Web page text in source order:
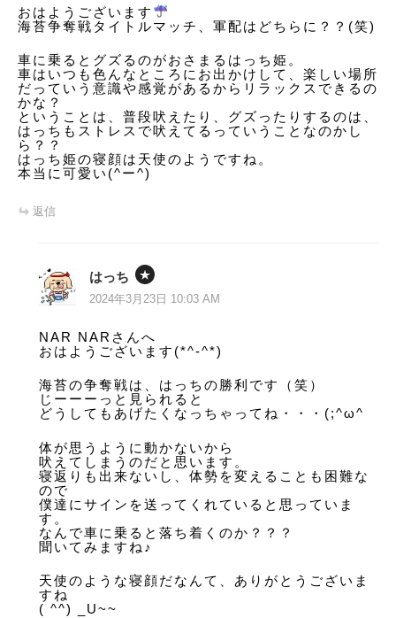
おはようございます
海苔争奪戦タイトルマッチ、軍配はどちらに？？(笑)
車に乗るとグズるのがおさまるはっち姫。
車はいつも色んなところにお出かけして、楽しい場所
だっていう意識や感覚があるからリラックスできるの
かな？
ということは、普段吠えたり、グズったりするのは、
はっちもストレスで吠えてるっていうことなのかし
ら？？
はっち姫の寝顔は天使のようですね。
本当に可愛い(^ー^)
返信
はっち
2024年3月23日 10:03 AM
NAR NARさんへ
おはようございます(*^-^*)
海苔の争奪戦は、はっちの勝利です（笑）
じーーーっと見られると
どうしてもあげたくなっちゃってね・・・(;^ω^
体が思うように動かないから
吠えてしまうのだと思います。
寝返りも出来ないし、体勢を変えることも困難な
ので
僕達にサインを送ってくれていると思っていま
す。
なんで車に乗ると落ち着くのか？？？
聞いてみますね♪
天使のような寝顔だなんて、ありがとうございま
すね
( ^^) _U~~